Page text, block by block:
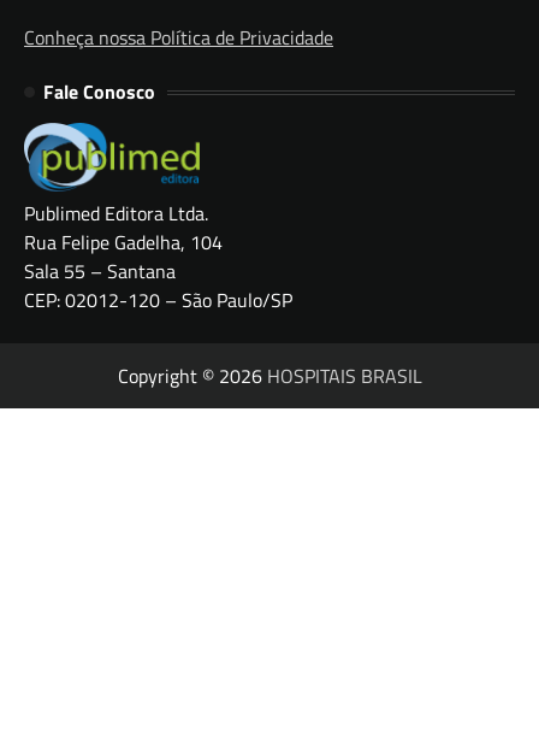
Conheça nossa Política de Privacidade
Fale Conosco
Publimed Editora Ltda.
Rua Felipe Gadelha, 104
Sala 55 – Santana
CEP: 02012-120 – São Paulo/SP
Copyright © 2026 HOSPITAIS BRASIL